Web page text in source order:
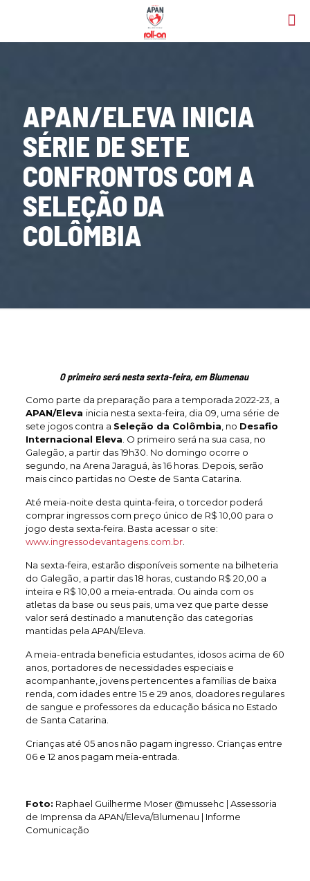
APAN/ELEVA INICIA
SÉRIE DE SETE
CONFRONTOS COM A
SELEÇÃO DA
COLÔMBIA
O primeiro será nesta sexta-feira, em Blumenau
Como parte da preparação para a temporada 2022-23, a
APAN/Eleva inicia nesta sexta-feira, dia 09, uma série de
sete jogos contra a Seleção da Colômbia , no Desafio
Internacional Eleva . O primeiro será na sua casa, no
Galegão, a partir das 19h30. No domingo ocorre o
segundo, na Arena Jaraguá, às 16 horas. Depois, serão
mais cinco partidas no Oeste de Santa Catarina.
Até meia-noite desta quinta-feira, o torcedor poderá
comprar ingressos com preço único de R$ 10,00 para o
jogo desta sexta-feira. Basta acessar o site:
www.ingressodevantagens.com.br.
Na sexta-feira, estarão disponíveis somente na bilheteria
do Galegão, a partir das 18 horas, custando R$ 20,00 a
inteira e R$ 10,00 a meia-entrada. Ou ainda com os
atletas da base ou seus pais, uma vez que parte desse
valor será destinado a manutenção das categorias
mantidas pela APAN/Eleva.
A meia-entrada beneficia estudantes, idosos acima de 60
anos, portadores de necessidades especiais e
acompanhante, jovens pertencentes a famílias de baixa
renda, com idades entre 15 e 29 anos, doadores regulares
de sangue e professores da educação básica no Estado
de Santa Catarina.
Crianças até 05 anos não pagam ingresso. Crianças entre
06 e 12 anos pagam meia-entrada.
Foto: Raphael Guilherme Moser @mussehc | Assessoria
de Imprensa da APAN/Eleva/Blumenau | Informe
Comunicação